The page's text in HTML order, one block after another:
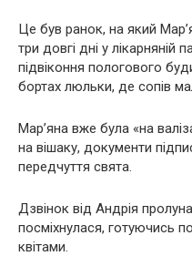
Це був ранок, на який
три довгі дні у лікарняній
підвіконня пологового
бортах люльки, де сопів
Мар’яна вже була «на
на вішаку, документи
передчуття свята.
Дзвінок від Андрія
посміхнулася, готуючись
квітами.